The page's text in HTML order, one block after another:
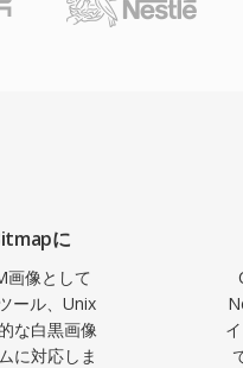
に
画像として
ール、Unix
な白黒画像
に対応しま